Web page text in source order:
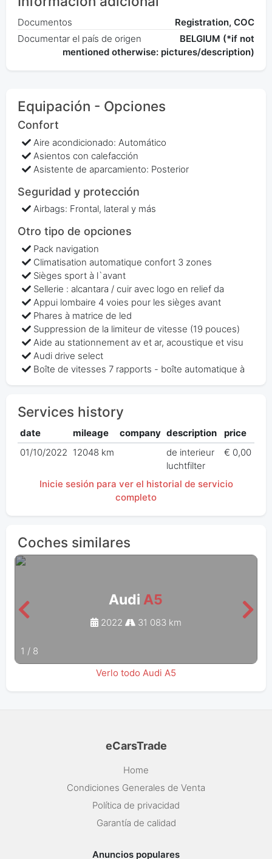
Documentos
Registration, COC
Documentar el país de origen
BELGIUM (*if not
mentioned otherwise: pictures/description)
Equipación - Opciones
Confort
Aire acondicionado: Automático
Asientos con calefacción
Asistente de aparcamiento: Posterior
Seguridad y protección
Airbags: Frontal, lateral y más
Otro tipo de opciones
Pack navigation
Climatisation automatique confort 3 zones
Sièges sport à l`avant
Sellerie : alcantara / cuir avec logo en relief da
Appui lombaire 4 voies pour les sièges avant
Phares à matrice de led
Suppression de la limiteur de vitesse (19 pouces)
Aide au stationnement av et ar, acoustique et visu
Audi drive select
Boîte de vitesses 7 rapports - boîte automatique à
Services history
date mileage company description
price
01/10/2022 12048 km
de interieur
luchtfilter
€ 0,00
Inicie sesión para ver el historial de servicio
completo
Coches similares
Audi A5
2022 31 083 km
1 / 8
Verlo todo Audi A5
eCarsTrade
Home
Condiciones Generales de Venta
Política de privacidad
Garantía de calidad
Anuncios populares